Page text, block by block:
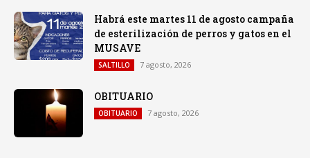
Habrá este martes 11 de agosto campaña
de esterilización de perros y gatos en el
MUSAVE
SALTILLO 7 agosto, 2026
OBITUARIO
OBITUARIO 7 agosto, 2026